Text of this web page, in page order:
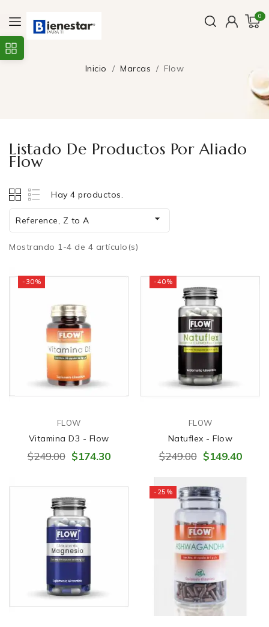
0
Inicio Marcas Flow
Listado De Productos Por Aliado
Flow
Hay 4 productos.
Reference, Z to A 
Mostrando 1-4 de 4 artículo(s)
-30%
FLOW
Vitamina D3 - Flow
$249.00 $174.30
-40%
FLOW
Natuflex - Flow
$249.00 $149.40
-25%